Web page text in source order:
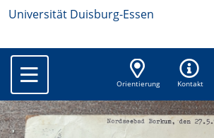
Universität Duisburg-Essen
Orientierung Kontakt